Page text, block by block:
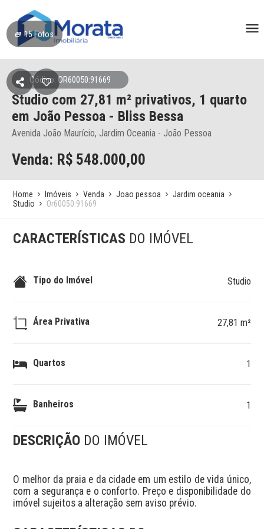
15Fotos
Código: OR60050:91669
Studio com 27,81 m² privativos, 1 quarto
em João Pessoa - Bliss Bessa
Avenida João Maurício, Jardim Oceania - João Pessoa
Venda: R$ 548.000,00
Home Imóveis Venda Joao pessoa
Jardim oceania
Studio
Or60050:91669
CARACTERÍSTICAS DO IMÓVEL
Tipo do Imóvel Studio
Área Privativa 27,81 m²
Quartos 1
Banheiros 1
DESCRIÇÃO DO IMÓVEL
O melhor da praia e da cidade em um estilo de vida único,
com a segurança e o conforto. Preço e disponibilidade do
imóvel sujeitos a alteração sem aviso prévio.